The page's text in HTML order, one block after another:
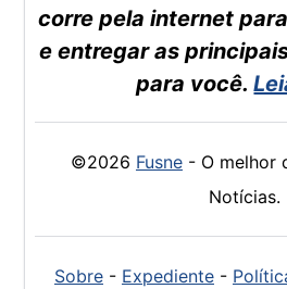
corre pela internet
e entregar as
para você.
©2026 Fusne- O melhor
Notícias.
Sobre- Expediente-